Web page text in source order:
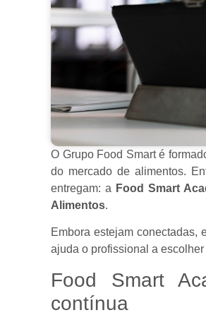
O Grupo Food Smart é
do mercado de alimentos.
entregam: a Food Smart
Alimentos.
Embora estejam conectadas,
ajuda o profissional a
Food Smart
contínua